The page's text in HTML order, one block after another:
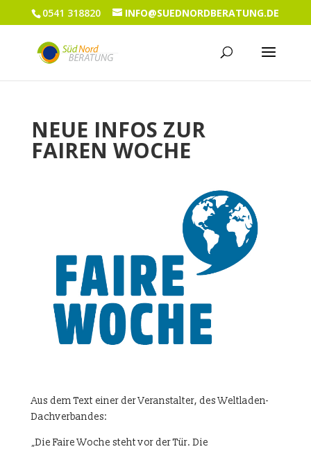
0541 318820 INFO@SUEDNORDBERATUNG.DE
NEUE INFOS ZUR
FAIREN WOCHE
Aus dem Text einer der Veranstalter, des Weltladen-
Dachverbandes:
„Die Faire Woche steht vor der Tür. Die